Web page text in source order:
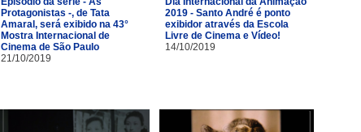
Protagonistas -, de Tata
Amaral, será exibido na 43°
Mostra Internacional de
Cinema de São Paulo
21/10/2019
2019 - Santo André é ponto
exibidor através da Escola
Livre de Cinema e Vídeo!
14/10/2019